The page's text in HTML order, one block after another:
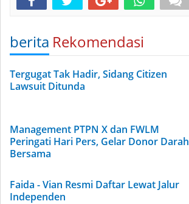
berita Rekomendasi
Tergugat Tak Hadir, Sidang Citizen
Lawsuit Ditunda
Management PTPN X dan FWLM
Peringati Hari Pers, Gelar Donor Darah
Bersama
Faida - Vian Resmi Daftar Lewat Jalur
Independen